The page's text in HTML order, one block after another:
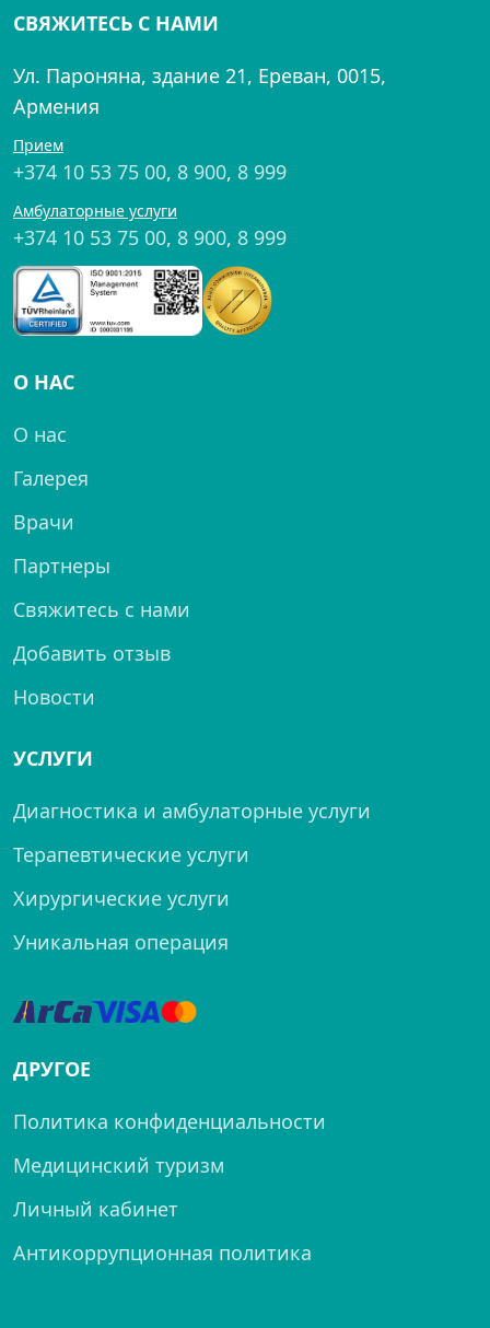
СВЯЖИТЕСЬ С НАМИ
Ул. Пароняна, здание 21, Ереван, 0015,
Армения
Прием
+374 10 53 75 00, 8 900, 8 999
Амбулаторные услуги
+374 10 53 75 00, 8 900, 8 999
О НАС
О нас
Галерея
Врачи
Партнеры
Свяжитесь с нами
Добавить отзыв
Новости
УСЛУГИ
Диагностика и амбулаторные услуги
Терапевтические услуги
Хирургические услуги
Уникальная операция
ДРУГОЕ
Политика конфиденциальности
Медицинский туризм
Личный кабинет
Антикоррупционная политика